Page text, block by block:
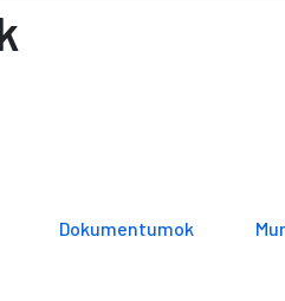
Dokumentumok